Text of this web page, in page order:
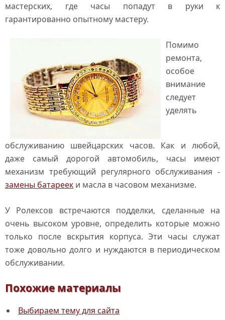
мастерских, где часы попадут в руки к
гарантированно опытному мастеру.
Помимо
ремонта,
особое
внимание
следует
уделять
обслуживанию швейцарских часов. Как и любой,
даже самый дорогой автомобиль, часы имеют
механизм требующий регулярного обслуживания -
замены батареек и масла в часовом механизме.
У Ролексов встречаются подделки, сделанные на
очень высоком уровне, определить которые можно
только после вскрытия корпуса. Эти часы служат
тоже довольно долго и нуждаются в периодическом
обслуживании.
Похожие материалы
Выбираем тему для сайта